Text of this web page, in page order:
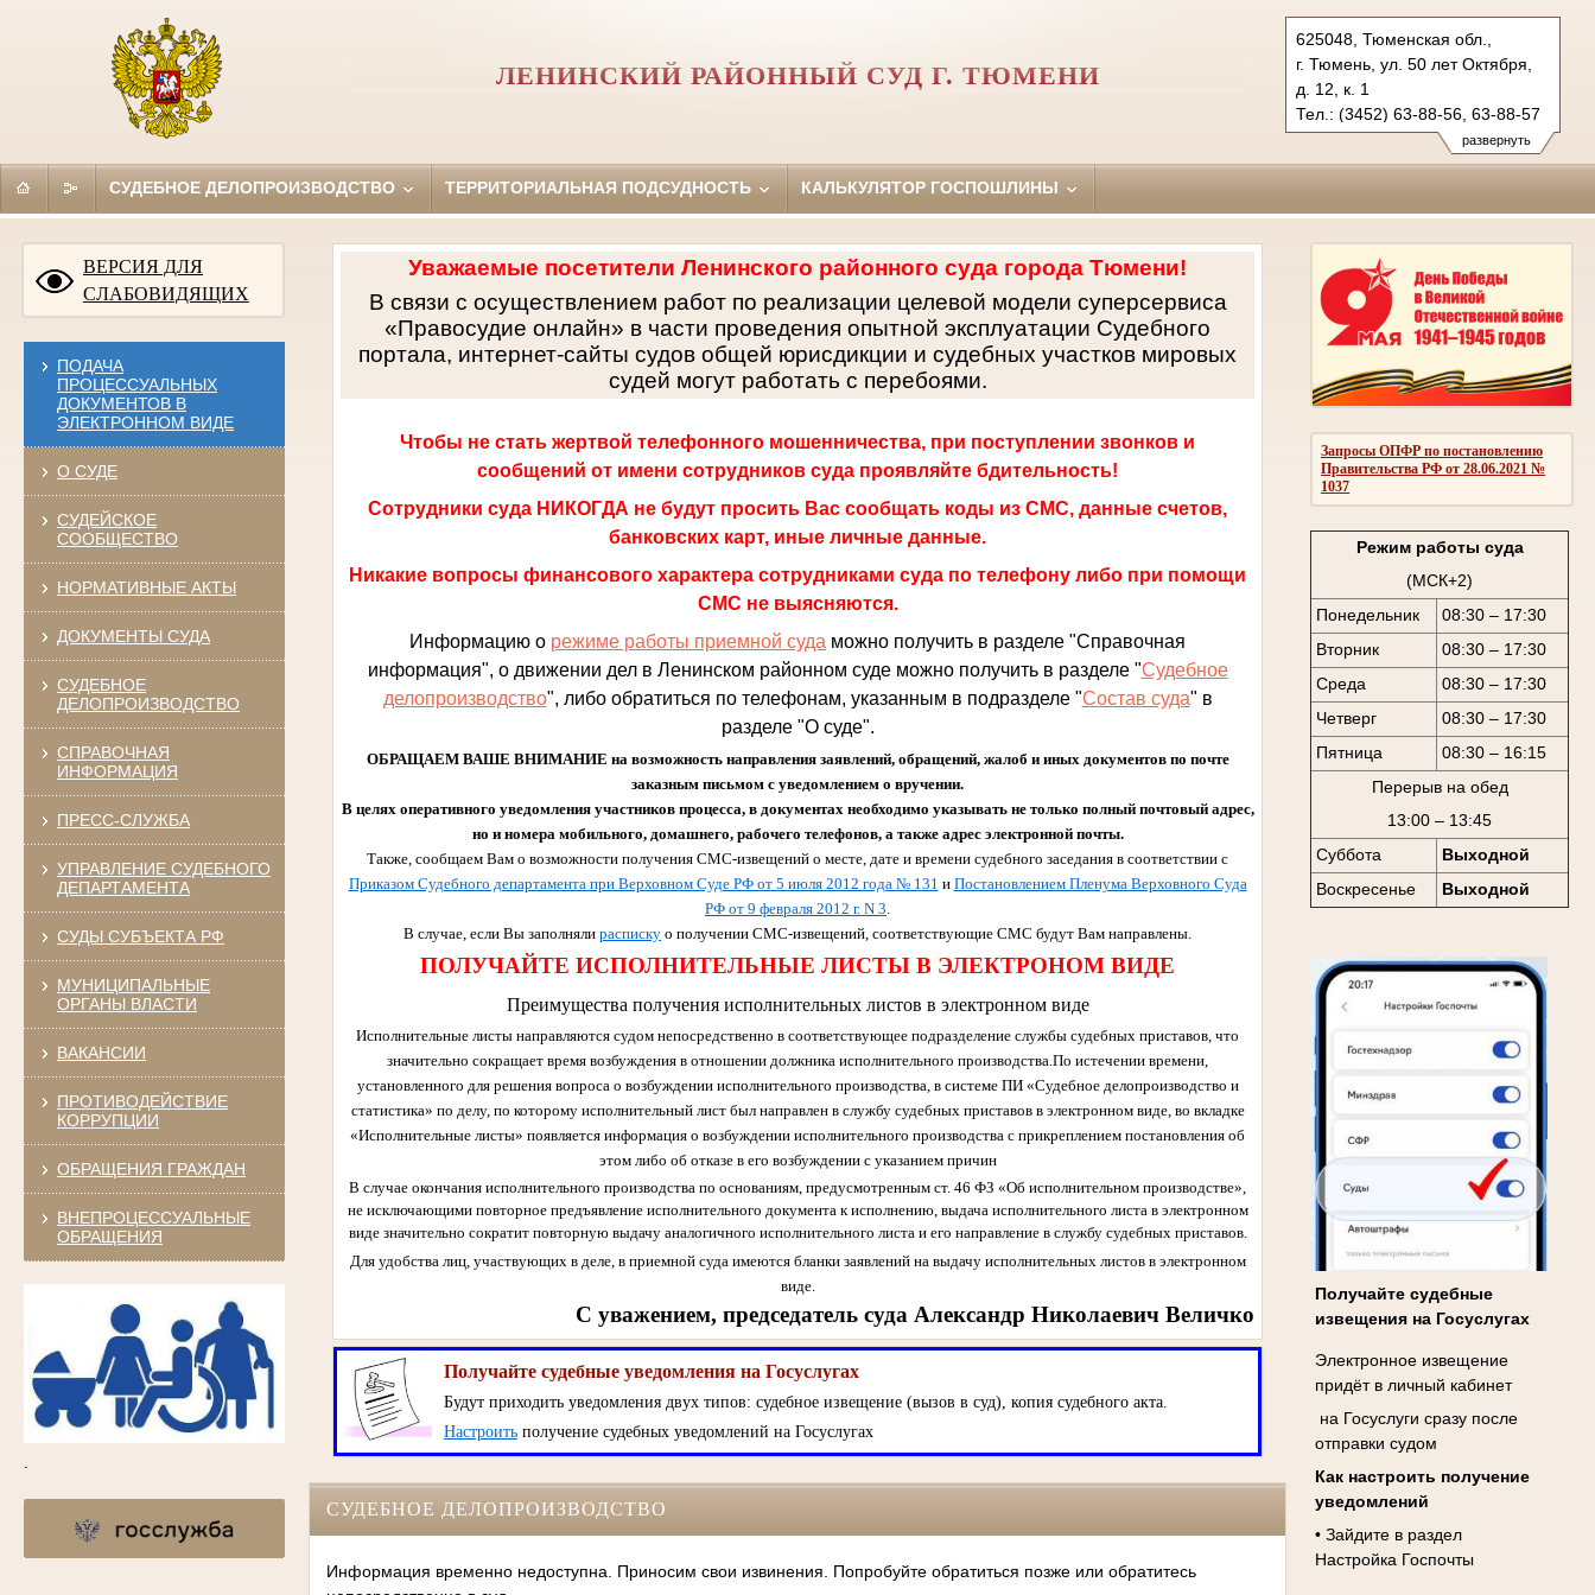
развернуть
625048, Тюменская обл.,
г. Тюмень, ул. 50 лет Октября,
д. 12, к. 1
Тел.: (3452) 63-88-56, 63-88-57
leninsky.tum@sudrf.ru
ЛЕНИНСКИЙ РАЙОННЫЙ СУД Г. ТЮМЕНИ
СУДЕБНОЕ ДЕЛОПРОИЗВОДСТВО ТЕРРИТОРИАЛЬНАЯ ПОДСУДНОСТЬ КАЛЬКУЛЯТОР ГОСПОШЛИНЫ
ВЕРСИЯ ДЛЯ
СЛАБОВИДЯЩИХ
ПОДАЧА
ПРОЦЕССУАЛЬНЫХ
ДОКУМЕНТОВ В
ЭЛЕКТРОННОМ ВИДЕ
О СУДЕ
СУДЕЙСКОЕ
СООБЩЕСТВО
НОРМАТИВНЫЕ АКТЫ
ДОКУМЕНТЫ СУДА
СУДЕБНОЕ
ДЕЛОПРОИЗВОДСТВО
СПРАВОЧНАЯ
ИНФОРМАЦИЯ
ПРЕСС-СЛУЖБА
УПРАВЛЕНИЕ СУДЕБНОГО
ДЕПАРТАМЕНТА
СУДЫ СУБЪЕКТА РФ
МУНИЦИПАЛЬНЫЕ
ОРГАНЫ ВЛАСТИ
ВАКАНСИИ
ПРОТИВОДЕЙСТВИЕ
КОРРУПЦИИ
ОБРАЩЕНИЯ ГРАЖДАН
ВНЕПРОЦЕССУАЛЬНЫЕ
ОБРАЩЕНИЯ
Запросы ОПФР по постановлению
Правительства РФ от 28.06.2021 №
1037
Режим работы суда
(МСК+2)
Понедельник
08:30 – 17:30
Вторник
08:30 – 17:30
Среда
08:30 – 17:30
Четверг
08:30 – 17:30
Пятница
08:30 – 16:15
Перерыв на обед
13:00 – 13:45
Суббота
Выходной
Воскресенье
Выходной
Получайте судебные
извещения на Госуслугах
Электронное извещение
придёт в личный кабинет
на Госуслуги сразу после
отправки судом
Как настроить получение
уведомлений
• Зайдите в раздел
Настройка Госпочты
Уважаемые посетители Ленинского районного суда города Тюмени!
В связи с осуществлением работ по реализации целевой модели суперсервиса
«Правосудие онлайн» в части проведения опытной эксплуатации Судебного
портала, интернет-сайты судов общей юрисдикции и судебных участков мировых
судей могут работать с перебоями.
Чтобы не стать жертвой телефонного мошенничества, при поступлении звонков и
сообщений от имени сотрудников суда проявляйте бдительность!
Сотрудники суда НИКОГДА не будут просить Вас сообщать коды из СМС, данные счетов,
банковских карт, иные личные данные.
Никакие вопросы финансового характера сотрудниками суда по телефону либо при помощи
СМС не выясняются.
Информацию о режиме работы приемной суда можно получить в разделе "Справочная
информация", о движении дел в Ленинском районном суде можно получить в разделе "Судебное
делопроизводство", либо обратиться по телефонам, указанным в подразделе "Состав суда" в
разделе "О суде".
ОБРАЩАЕМ ВАШЕ ВНИМАНИЕ на возможность направления заявлений, обращений, жалоб и иных документов по почте
заказным письмом с уведомлением о вручении.
В целях оперативного уведомления участников процесса, в документах необходимо указывать не только полный почтовый адрес,
но и номера мобильного, домашнего, рабочего телефонов, а также адрес электронной почты.
Также, сообщаем Вам о возможности получения СМС-извещений о месте, дате и времени судебного заседания в соответствии с
Приказом Судебного департамента при Верховном Суде РФ от 5 июля 2012 года № 131 и Постановлением Пленума Верховного Суда
РФ от 9 февраля 2012 г. N 3
В случае, если Вы заполняли расписку о получении СМС-извещений, соответствующие СМС будут Вам направлены.
ПОЛУЧАЙТЕ ИСПОЛНИТЕЛЬНЫЕ ЛИСТЫ В ЭЛЕКТРОНОМ ВИДЕ
Преимущества получения исполнительных листов в электронном виде
Исполнительные листы направляются судом непосредственно в соответствующее подразделение службы судебных приставов, что
значительно сокращает время возбуждения в отношении должника исполнительного производства.По истечении времени,
установленного для решения вопроса о возбуждении исполнительного производства, в системе ПИ «Судебное делопроизводство и
статистика» по делу, по которому исполнительный лист был направлен в службу судебных приставов в электронном виде, во вкладке
«Исполнительные листы» появляется информация о возбуждении исполнительного производства с прикреплением постановления об
этом либо об отказе в его возбуждении с указанием причин
В случае окончания исполнительного производства по основаниям, предусмотренным ст. 46 ФЗ «Об исполнительном производстве»,
не исключающими повторное предъявление исполнительного документа к исполнению, выдача исполнительного листа в электронном
виде значительно сократит повторную выдачу аналогичного исполнительного листа и его направление в службу судебных приставов.
Для удобства лиц, участвующих в деле, в приемной суда имеются бланки заявлений на выдачу исполнительных листов в электронном
виде.
С уважением, председатель суда Александр Николаевич Величко
Получайте судебные уведомления на Госуслугах
Будут приходить уведомления двух типов: судебное извещение (вызов в суд), копия судебного акта.
Настроитьполучение судебных уведомлений на Госуслугах
СУДЕБНОЕ ДЕЛОПРОИЗВОДСТВО
Информация временно недоступна. Приносим свои извинения. Попробуйте обратиться позже или обратитесь